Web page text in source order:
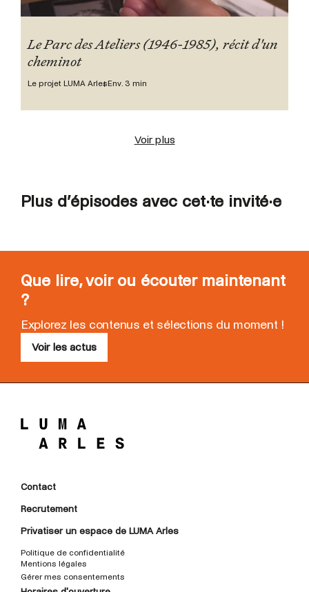
Le Parc des Ateliers (1946-1985), récit d'un
cheminot
Le projet LUMA Arles Env. 3 min
Voir plus
Plus d’épisodes avec cet·te invité·e
Que lire, voir ou écouter maintenant
?
Explorez les contenus et sélections du moment !
Voir les actus
Contact
Recrutement
Privatiser un espace de LUMA Arles
Politique de confidentialité
Mentions légales
Gérer mes consentements